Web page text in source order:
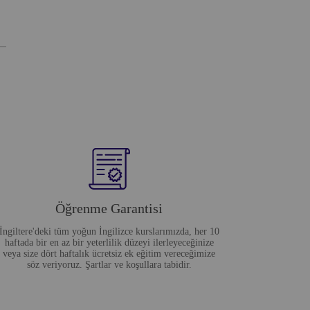
Öğrenme Garantisi
İngiltere'deki tüm yoğun İngilizce kurslarımızda, her 10
haftada bir en az bir yeterlilik düzeyi ilerleyeceğinize
veya size dört haftalık ücretsiz ek eğitim vereceğimize
söz veriyoruz. Şartlar ve koşullara tabidir.